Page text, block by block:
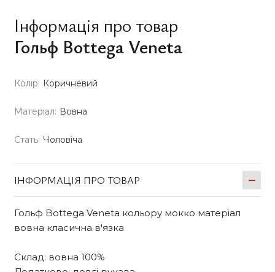
Інформація про товар
Гольф Bottega Veneta
Колір: Коричневий
Матеріал: Вовна
Стать: Чоловіча
ІНФОРМАЦІЯ ПРО ТОВАР
Гольф Bottega Veneta кольору мокко матеріал
вовна класична в'язка
Склад: вовна 100%